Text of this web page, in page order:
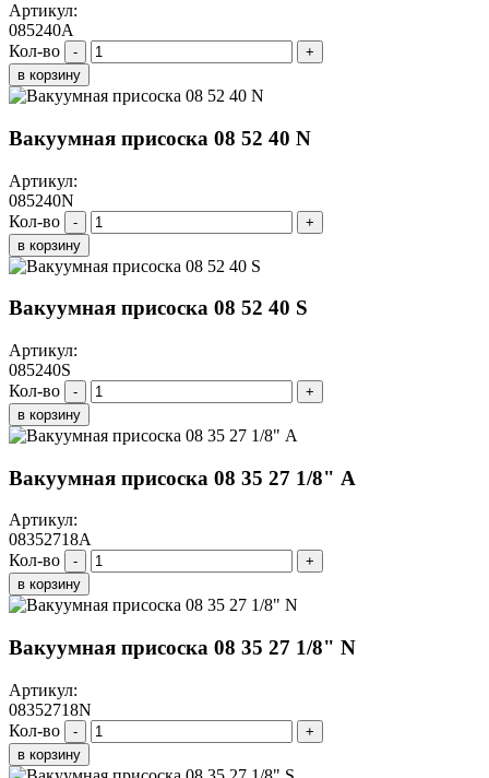
Артикул:
085240A
Кол-во
-
+
в корзину
Вакуумная присоска 08 52 40 N
Артикул:
085240N
Кол-во
-
+
в корзину
Вакуумная присоска 08 52 40 S
Артикул:
085240S
Кол-во
-
+
в корзину
Вакуумная присоска 08 35 27 1/8" A
Артикул:
08352718A
Кол-во
-
+
в корзину
Вакуумная присоска 08 35 27 1/8" N
Артикул:
08352718N
Кол-во
-
+
в корзину